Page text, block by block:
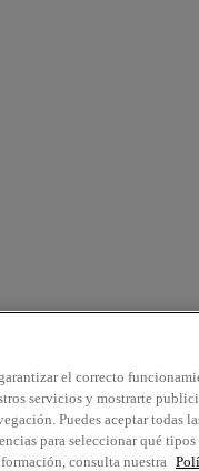
el correcto
servicios y mostrarte
Puedes aceptar todas
para seleccionar qué tipos
consulta nuestra